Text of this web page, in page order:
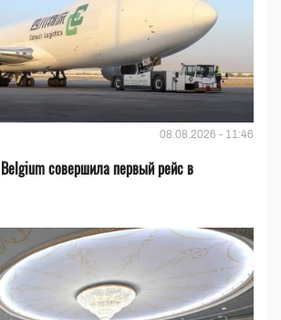
08.08.2026 - 11:46
совершила первый рейс в